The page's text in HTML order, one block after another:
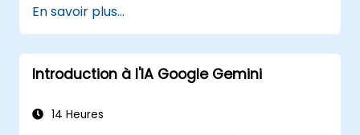
Utiliser des transformations de texte en
texte et d'images en texte pour améliorer
l'efficacité du service.
Développer des stratégies pilotées par
clients en temps réel.
En savoir plus...
Introduction à l'IA Google Gemini
14 Heures